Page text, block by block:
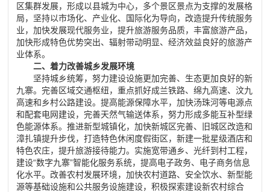
区集群发展，形成以县城为中心，多个景区景点为支撑的发展格
局，坚持以市场化、产业化、国际化为导向，改造提升传统服务
业，加快发展现代服务业，提升旅游服务品质，丰富旅游产品，
加快形成特色优势突出、辐射带动明显、经济效益良好的旅游产
业体系。
二、着力改善城乡发展环境
坚持城乡统筹，努力建设设施更加完善、生态更加良好的新
九寨。完善区域交通枢纽，重点抓好成兰铁路、绵九高速、汶九
高速和乡村公路建设。提高能源保障水平，加快汤珠河等电源点
和配套电网建设，完善天然气输送体系，努力形成多能互补型绿
色能源体系。推进新型城镇化，加快新城区完善、旧城区改造和
漳扎镇提升步伐，打造特色休闲度假街区，新建一批星级酒店和
特色农庄，提升旅游接待能力。实施宽带通乡、光纤到村工程，
建设“数字九寨”智能化服务系统，提高电子政务、电子商务信息
化水平。改善农村发展环境，加快农村道路、安全饮水、新型能
源等基础设施和公共服务设施建设，积极探索建设新农村综合